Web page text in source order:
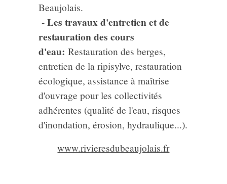
Beaujolais.
-Les travaux d'entretien et de
restauration des cours
d'eau: Restauration des berges,
entretien de la ripisylve, restauration
écologique, assistance à maîtrise
d'ouvrage pour les collectivités
adhérentes (qualité de l'eau, risques
d'inondation, érosion, hydraulique...).
www.rivieresdubeaujolais.fr